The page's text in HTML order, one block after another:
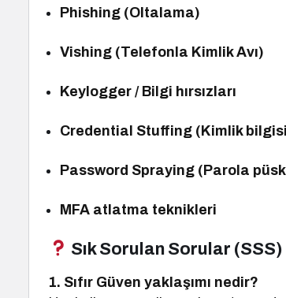
Phishing (Oltalama)
Vishing (Telefonla Kimlik Avı)
Keylogger / Bilgi hırsızları
Credential Stuffing (Kimlik
Password Spraying (Parola
MFA atlatma teknikleri
Sık Sorulan Sorular (SSS)
1. Sıfır Güven yaklaşımı nedir?